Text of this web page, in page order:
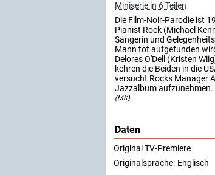
Miniserie in 6 Teilen
Die Film-Noir-Parodie ist
Pianist Rock (Michael
Sängerin und
Mann tot aufgefunden
Delores O'Dell (Kristen
kehren die Beiden in die
versucht Rocks Manager
Jazzalbum aufzunehmen.
(MK)
Daten
Original TV-Premiere
Originalsprache: Englisch